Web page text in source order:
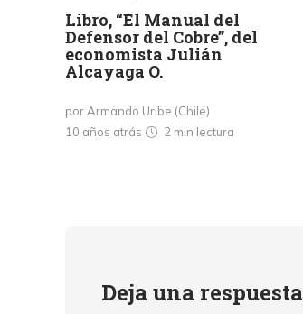
Libro, “El Manual del
Defensor del Cobre”, del
economista Julián
Alcayaga O.
por Armando Uribe (Chile)
10 años atrás
2 min lectura
Deja una respuesta